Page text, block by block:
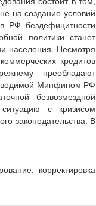
на создание условий
РФ бездефицитности
политики станет
населения. Несмотря
кредитов
преобладают
Минфином РФ
безвозмездной
с кризисом
законодательства. В
корректировка